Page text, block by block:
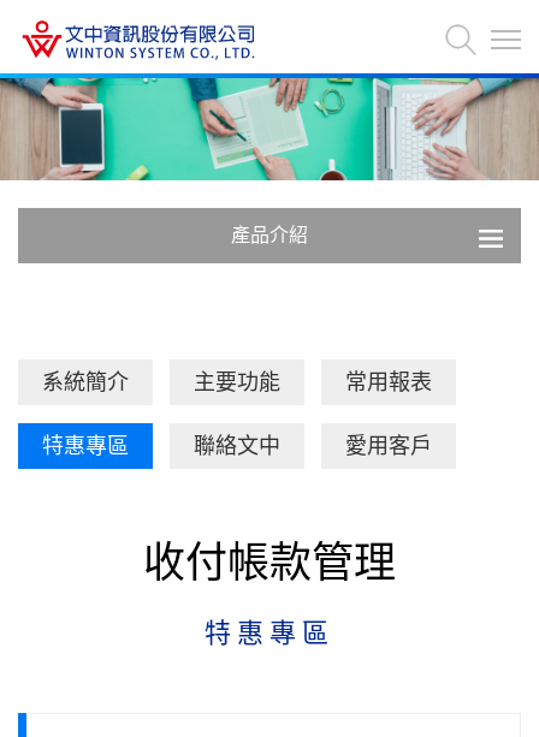
產品介紹
系統簡介 主要功能 常用報表
特惠專區 聯絡文中 愛用客戶
收付帳款管理
特惠專區